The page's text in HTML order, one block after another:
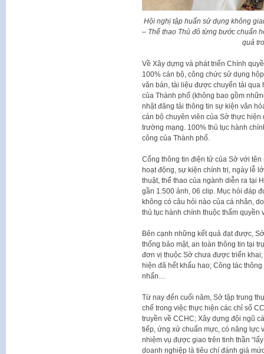
Hội nghị tập huấn sử dụng không
– Thể thao Thủ đô từng bước chuẩn
quả
Về Xây dựng và phát triển Chính
100% cán bộ, công chức sử dụng
văn bản, tài liệu được chuyển tải qua
của Thành phố (không bao gồm
nhật đăng tải thông tin sự kiện văn
cán bộ chuyên viên của Sở thực
trường mạng. 100% thủ tục hành
công của Thành phố.
Cổng thông tin điện tử của Sở với tên
hoạt động, sự kiện chính trị, ngày lễ
thuật, thể thao của ngành diễn ra tại
gần 1.500 ảnh, 06 clip. Mục hỏi đáp
không có câu hỏi nào của cá nhân,
thủ tục hành chính thuộc thẩm quyền
Bên cạnh những kết quả đạt được,
thống bảo mật, an toàn thông tin tại
đơn vị thuộc Sở chưa được triển
hiện đã hết khấu hao; Công tác
nhấn…
Từ nay đến cuối năm, Sở tập trung
chế trong việc thực hiện các chỉ số
truyền về CCHC; Xây dựng đội ngũ
tiếp, ứng xử chuẩn mực, có năng lực
nhiệm vụ được giao trên tinh thần
doanh nghiệp là tiêu chí đánh giá